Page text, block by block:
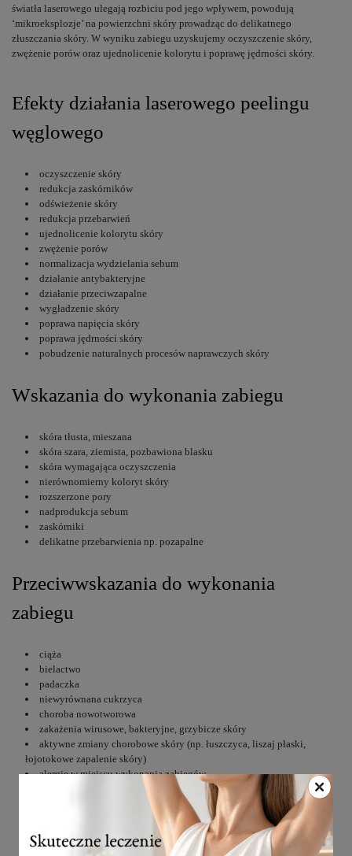
światła laserowego ulegają rozbiciu pod jego wpływem, powodują
‘mikroeksplozje’ na powierzchni skóry prowadząc do delikatnego
złuszczania skóry. W wyniku zabiegu uzyskujemy oczyszczenie skóry,
zwężenie porów oraz ujednolicenie kolorytu i poprawę jędrności skóry.
Efekty działania laserowego peelingu
węglowego
oczyszczenie skóry
redukcja zaskórników
odświeżenie skóry
redukcja przebarwień
ujednolicenie kolorytu skóry
zwężenie porów
normalizacja wydzielania sebum
działanie antybakteryjne
działanie przeciwzapalne
wygładzenie skóry
poprawa napięcia skóry
poprawa jędrności skóry
pobudzenie naturalnych procesów naprawczych skóry
Wskazania do wykonania zabiegu
skóra tłusta, mieszana
skóra szara, ziemista, pozbawiona blasku
skóra wymagająca oczyszczenia
nierównomierny koloryt skóry
rozszerzone pory
nadprodukcja sebum
zaskórniki
delikatne przebarwienia np. pozapalne
Przeciwwskazania do wykonania
zabiegu
ciąża
bielactwo
padaczka
niewyrównana cukrzyca
choroba nowotworowa
zakażenia wirusowe, bakteryjne, grzybicze skóry
aktywne zmiany chorobowe skóry (np. łuszczyca, liszaj płaski,
łojotokowe zapalenie skóry)
alergie w miejscu wykonania zabiegów
tendencje do tworzenia blizn przerostowych, skłonność do keloidów
otwarte rany w obszarze zabiegowym
opalenizna w obszarze zabiegowym/samoopalacz
terapia przeciwtrądzikowa izotretynoiną (minimum 6-miesięczna
przerwa od zakończenia kuracji)